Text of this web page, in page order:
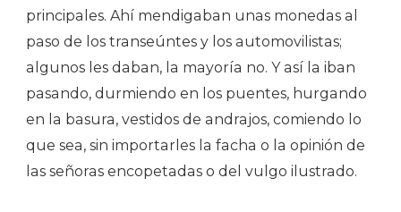
principales. Ahí mendigaban unas monedas al
paso de los transeúntes y los automovilistas;
algunos les daban, la mayoría no. Y así la iban
pasando, durmiendo en los puentes, hurgando
en la basura, vestidos de andrajos, comiendo lo
que sea, sin importarles la facha o la opinión de
las señoras encopetadas o del vulgo ilustrado.